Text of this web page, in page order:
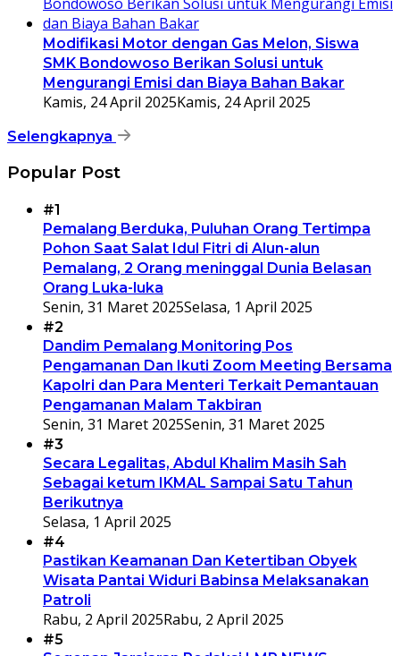
Modifikasi Motor dengan Gas Melon, Siswa
SMK Bondowoso Berikan Solusi untuk
Mengurangi Emisi dan Biaya Bahan Bakar
Kamis, 24 April 2025Kamis, 24 April 2025
Selengkapnya
Popular Post
#1
Pemalang Berduka, Puluhan Orang Tertimpa
Pohon Saat Salat Idul Fitri di Alun-alun
Pemalang, 2 Orang meninggal Dunia Belasan
Orang Luka-luka
Senin, 31 Maret 2025Selasa, 1 April 2025
#2
Dandim Pemalang Monitoring Pos
Pengamanan Dan Ikuti Zoom Meeting Bersama
Kapolri dan Para Menteri Terkait Pemantauan
Pengamanan Malam Takbiran
Senin, 31 Maret 2025Senin, 31 Maret 2025
#3
Secara Legalitas, Abdul Khalim Masih Sah
Sebagai ketum IKMAL Sampai Satu Tahun
Berikutnya
Selasa, 1 April 2025
#4
Pastikan Keamanan Dan Ketertiban Obyek
Wisata Pantai Widuri Babinsa Melaksanakan
Patroli
Rabu, 2 April 2025Rabu, 2 April 2025
#5